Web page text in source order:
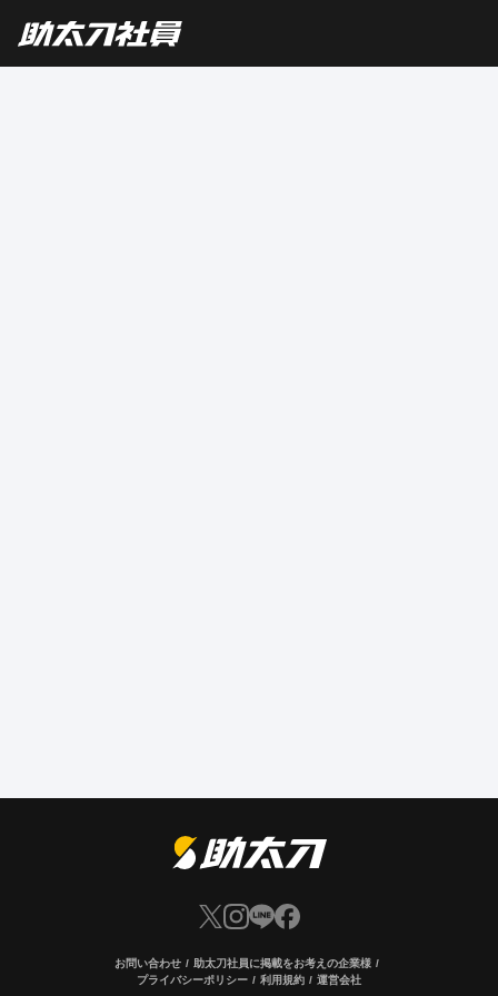
お問い合わせ
助太刀社員に掲載をお考えの企業様
プライバシーポリシー
利用規約 運営会社